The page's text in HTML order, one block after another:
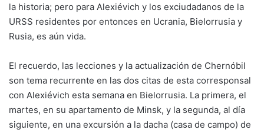
la historia; pero para Alexiévich y los exciudadanos de la
URSS residentes por entonces en Ucrania, Bielorrusia y
Rusia, es aún vida.
El recuerdo, las lecciones y la actualización de Chernóbil
son tema recurrente en las dos citas de esta corresponsal
con Alexiévich esta semana en Bielorrusia. La primera, el
martes, en su apartamento de Minsk, y la segunda, al día
siguiente, en una excursión a la dacha (casa de campo) de